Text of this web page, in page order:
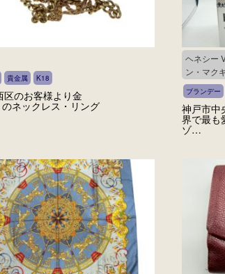
貴金属 K18
区のお客様より金
のネックレス・リング
ヘネシー
ン・マク
ブランデー
神戸市中
界で最も
ゾ…